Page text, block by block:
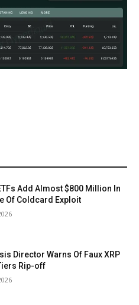
Add Almost $800 Million In
Of Coldcard Exploit
Director Warns Of Faux XRP
Rip-off